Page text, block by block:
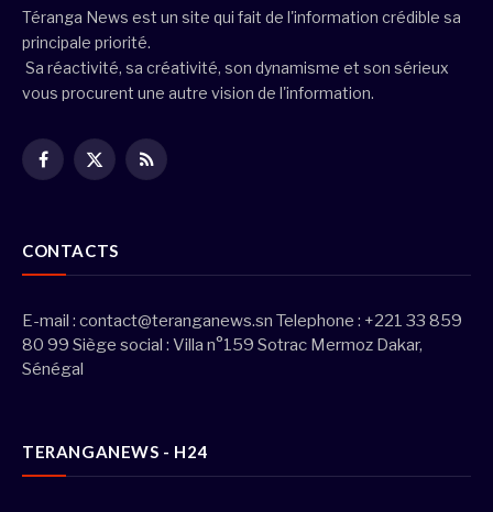
Téranga News est un site qui fait de l'information crédible sa
principale priorité.
Sa réactivité, sa créativité, son dynamisme et son sérieux
vous procurent une autre vision de l'information.
Facebook
X
RSS
CONTACTS
E-mail : contact@teranganews.sn Telephone : +221 33 859
80 99 Siège social : Villa n°159 Sotrac Mermoz Dakar,
Sénégal
TERANGANEWS - H24